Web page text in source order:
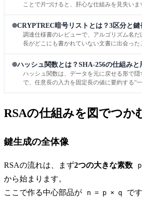
ことで片づけると、肝心な仕組みを見失いま
連鎖、改ざんに現実のコストを背負わせる
散検証、
CRYPTREC暗号リストとは？3区分と鍵
調達仕様書のレビューで、アルゴリズム名だ
長がどこにも書かれていない文書に出会った
軸のすり合わせがもつれた経験から、暗号は
ではないと痛感しました。
ハッシュ関数とは？SHA-256の仕組みと
ハッシュ関数は、データを元に戻せる形で隠
で、任意長の入力を固定長の値に要約する“
格は理屈より先に腑に落ちます。
RSAの仕組みを図でつか
鍵生成の全体像
RSAの流れは、まず2つの大きな素数 p
から始まります。
ここで作る中心部品が
n = p × q
です